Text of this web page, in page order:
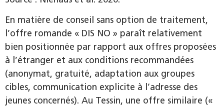
En matière de conseil sans option de traitement,
l’offre romande « DIS NO » paraît relativement
bien positionnée par rapport aux offres proposées
à l’étranger et aux conditions recommandées
(anonymat, gratuité, adaptation aux groupes
cibles, communication explicite à l’adresse des
jeunes concernés). Au Tessin, une offre similaire («